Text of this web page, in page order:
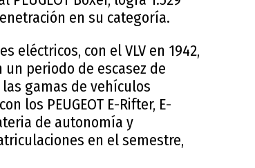
en su categoría.
eléctricos, con el VLV en 1942,
periodo de escasez de
las gamas de vehículos
los PEUGEOT E-Rifter, E-
de autonomía y
en el semestre,